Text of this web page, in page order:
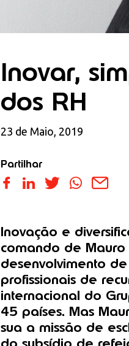
Inovar,
dos RH
23 de Maio, 2019
Partilhar
Inovação e
comando de
desenvolvimento
profissionais de
internacional do
45 países. Mas
sua a missão de